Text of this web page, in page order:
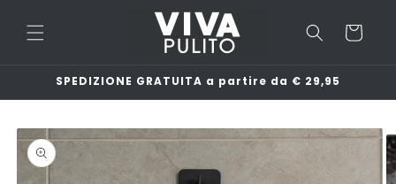
direttamente
ai contenuti
Carrello
SPEDIZIONE GRATUITA a partire da € 29,95
Passa alle
informazioni
sul
prodotto